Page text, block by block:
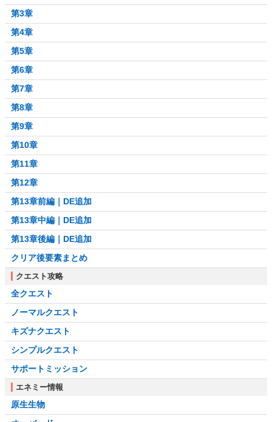
第3章
第4章
第5章
第6章
第7章
第8章
第9章
第10章
第11章
第12章
第13章前編｜DE追加
第13章中編｜DE追加
第13章後編｜DE追加
クリア後要素まとめ
クエスト攻略
全クエスト
ノーマルクエスト
キズナクエスト
シンプルクエスト
サポートミッション
エネミー情報
原生生物